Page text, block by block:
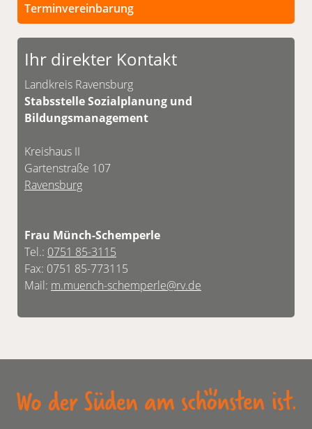
Terminvereinbarung
Persönliche Termine sind nach vorheriger
Vereinbarung möglich.
Ihr direkter Kontakt
Landkreis Ravensburg
Stabsstelle Sozialplanung und
Bildungsmanagement
Kreishaus II
Gartenstraße 107
Ravensburg
Frau Münch-Schemperle
Tel.: 0751 85-3115
Fax: 0751 85-773115
Mail: m.muench-schemperle@rv.de